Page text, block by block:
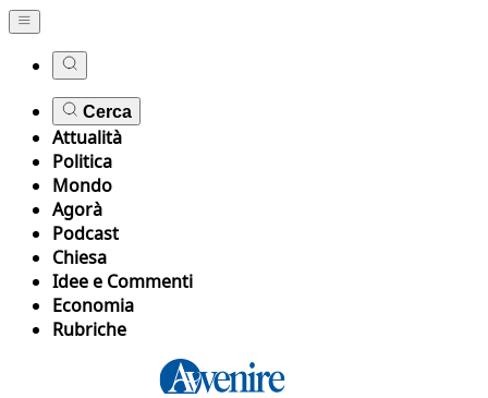
Cerca
Attualità
Politica
Mondo
Agorà
Podcast
Chiesa
Idee e Commenti
Economia
Rubriche